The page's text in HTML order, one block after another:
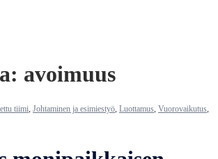
avoimuus
tiimi, Johtaminen ja esimiestyö, Luottamus, Vuorovaikutus,